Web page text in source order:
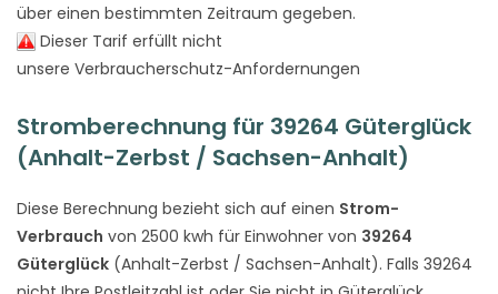
über einen bestimmten Zeitraum gegeben.
Dieser Tarif erfüllt nicht
unsere Verbraucherschutz-Anfordernungen
Stromberechnung für 39264 Güterglück
(Anhalt-Zerbst / Sachsen-Anhalt)
Diese Berechnung bezieht sich auf einen Strom-
Verbrauch von 2500 kwh für Einwohner von 39264
Güterglück (Anhalt-Zerbst / Sachsen-Anhalt). Falls 39264